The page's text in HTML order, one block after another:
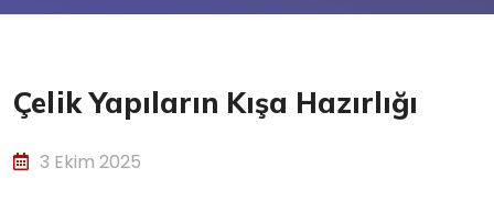
Çelik Yapıların Kışa Hazırlığı
3 Ekim 2025